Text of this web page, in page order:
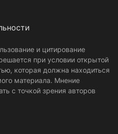
и цитирование
при условии открытой
которая должна находиться
материала. Мнение
с точкой зрения авторов